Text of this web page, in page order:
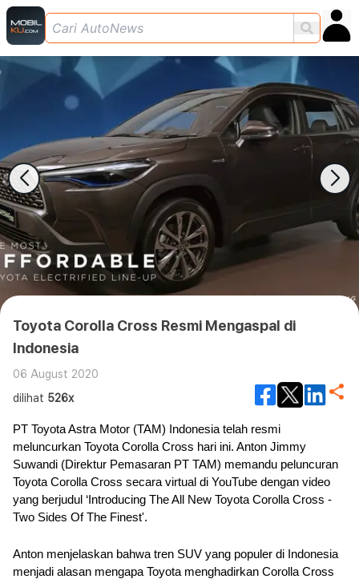
Toyota Corolla Cross Resmi Mengaspal di
Indonesia
06 August 2020
dilihat 526x
PT Toyota Astra Motor (TAM) Indonesia telah resmi
meluncurkan Toyota Corolla Cross hari ini. Anton Jimmy
Suwandi (Direktur Pemasaran PT TAM) memandu peluncuran
Toyota Corolla Cross secara virtual di YouTube dengan video
yang berjudul ‘Introducing The All New Toyota Corolla Cross -
Two Sides Of The Finest'.
Anton menjelaskan bahwa tren SUV yang populer di Indonesia
menjadi alasan mengapa Toyota menghadirkan Corolla Cross